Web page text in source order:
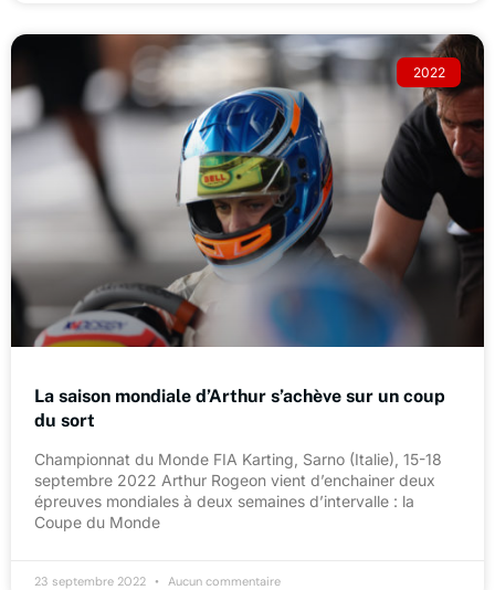
2022
La saison mondiale d’Arthur s’achève sur un coup
du sort
Championnat du Monde FIA Karting, Sarno (Italie), 15-18
septembre 2022 Arthur Rogeon vient d’enchainer deux
épreuves mondiales à deux semaines d’intervalle : la
Coupe du Monde
23 septembre 2022 Aucun commentaire